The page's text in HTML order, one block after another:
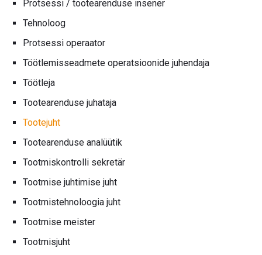
Protsessi / tootearenduse insener
Tehnoloog
Protsessi operaator
Töötlemisseadmete operatsioonide juhendaja
Töötleja
Tootearenduse juhataja
Tootejuht
Tootearenduse analüütik
Tootmiskontrolli sekretär
Tootmise juhtimise juht
Tootmistehnoloogia juht
Tootmise meister
Tootmisjuht